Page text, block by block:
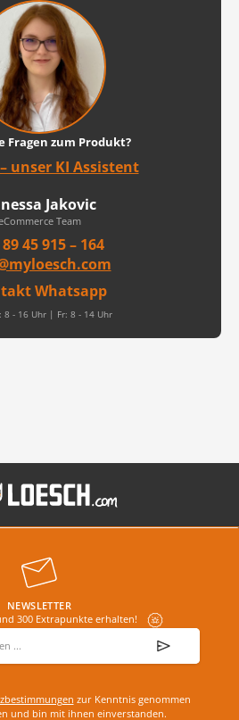
Fragen zum Produkt?
unser KI Assistent
Jakovic
Team
45 915 – 164
Whatsapp
8 - 16 Uhr | Fr: 8 - 14 Uhr
NEWSLETTER
300 Extrapunkte erhalten!
zur Kenntnis genommen
und bin mit ihnen einverstanden.